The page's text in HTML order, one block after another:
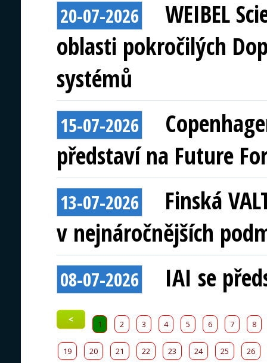
20-07-2026
WEIBEL
oblasti pokročilých
systémů
15-07-2026
představí na Future
13-07-2026
Finská
v nejnáročnějších
08-07-2026 IAI se
< 1 2 3 4 5 6 7 8
19 20 21 22 23 24 25 26